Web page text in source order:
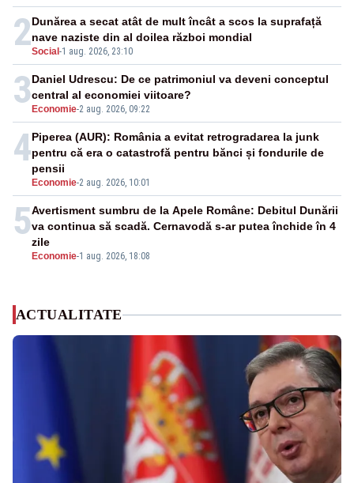
2Social -1 aug. 2026, 23:10
Dunărea a secat atât de mult încât a scos la suprafață
nave naziste din al doilea război mondial
3 Economie-2 aug. 2026, 09:22
Daniel Udrescu: De ce patrimoniul va deveni conceptul
central al economiei viitoare?
4
Economie-2 aug. 2026, 10:01
Piperea (AUR): România a evitat retrogradarea la junk
pentru că era o catastrofă pentru bănci și fondurile de
pensii
5
Economie-1 aug. 2026, 18:08
Avertisment sumbru de la Apele Române: Debitul Dunării
va continua să scadă. Cernavodă s-ar putea închide în 4
zile
ACTUALITATE